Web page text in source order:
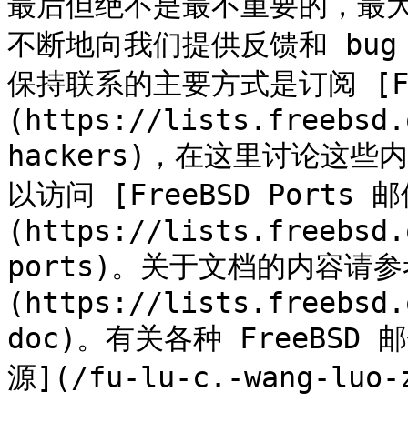
不断地向我们提供反馈和
保持联系的主要方式是订阅
(https://
hackers)，在这里讨论这些
以访问 [FreeBSD Ports 邮
(https://
ports)。关于文档的内容请
(https://
doc)。有关各种 FreeBSD
源](/fu-lu-c.-wang-luo-